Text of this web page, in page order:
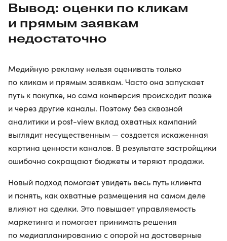
Вывод: оценки по кликам
и прямым заявкам
недостаточно
Медийную рекламу нельзя оценивать только
по кликам и прямым заявкам. Часто она запускает
путь к покупке, но сама конверсия происходит позже
и через другие каналы. Поэтому без сквозной
аналитики и post-view вклад охватных кампаний
выглядит несущественным — создается искаженная
картина ценности каналов. В результате застройщики
ошибочно сокращают бюджеты и теряют продажи.
Новый подход помогает увидеть весь путь клиента
и понять, как охватные размещения на самом деле
влияют на сделки. Это повышает управляемость
маркетинга и помогает принимать решения
по медиапланированию с опорой на достоверные